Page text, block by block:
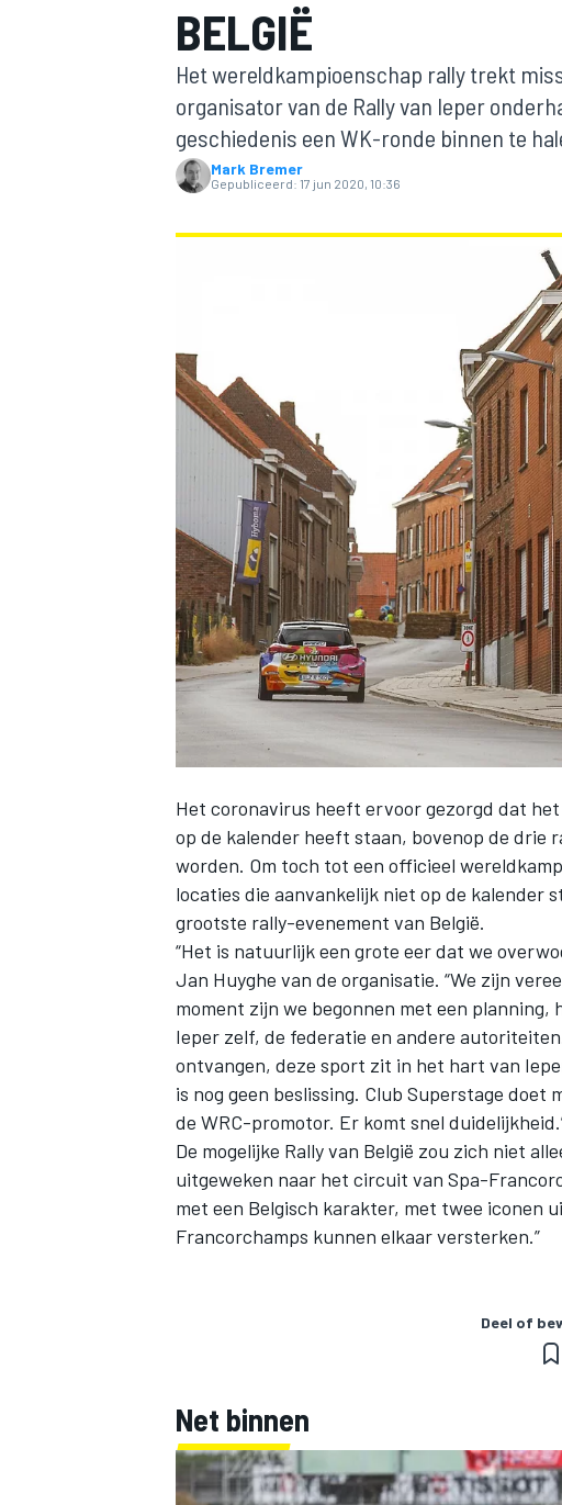
MOTOGP
INDYCAR
WEC DTM
BELGIË
Het wereldkampioenschap rally trekt
organisator van de Rally van Ieper
geschiedenis een WK-ronde binnen te
Mark Bremer
Gepubliceerd: 17 jun 2020, 10:36
Het coronavirus heeft ervoor gezorgd dat het
op de kalender heeft staan, bovenop de drie
worden. Om toch tot een officieel
locaties die aanvankelijk niet op de kalender
grootste rally-evenement van België.
“Het is natuurlijk een grote eer dat we
Jan Huyghe van de organisatie. “We zijn
moment zijn we begonnen met een
Ieper zelf, de federatie en andere
ontvangen, deze sport zit in het hart van
is nog geen beslissing. Club Superstage doet
de WRC-promotor. Er komt snel
De mogelijke Rally van België zou zich niet
uitgeweken naar het circuit van Spa-
met een Belgisch karakter, met twee iconen
Francorchamps kunnen elkaar versterken.”
Deel of
Net binnen